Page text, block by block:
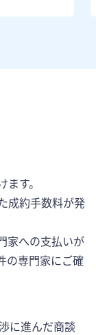
す。
成約手数料が発
家への支払いが
の専門家にご確
に進んだ商談